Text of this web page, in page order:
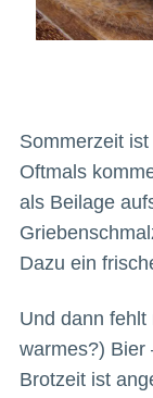
Sommerzeit
Oftmals
als Beilage
Dazu ein
Und dann
warmes?) Bier
Brotzeit ist